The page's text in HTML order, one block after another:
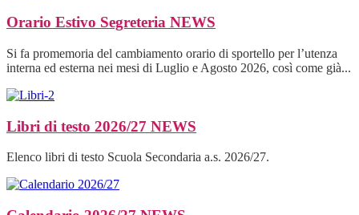
Orario Estivo Segreteria NEWS
Si fa promemoria del cambiamento orario di sportello per l’utenza
interna ed esterna nei mesi di Luglio e Agosto 2026, così come già...
Libri di testo 2026/27 NEWS
Elenco libri di testo Scuola Secondaria a.s. 2026/27.